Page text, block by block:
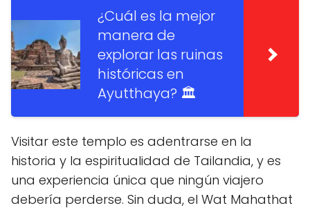
¿Cuál es la mejor
manera de
explorar las ruinas
históricas en
Ayutthaya? 🏛️
Visitar este templo es adentrarse en la
historia y la espiritualidad de Tailandia, y es
una experiencia única que ningún viajero
debería perderse. Sin duda, el Wat Mahathat